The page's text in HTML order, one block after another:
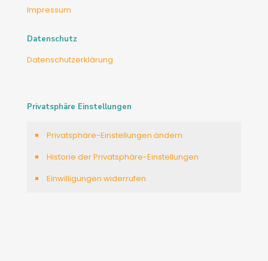
Impressum
Datenschutz
Datenschutzerklärung
Privatsphäre Einstellungen
Privatsphäre-Einstellungen ändern
Historie der Privatsphäre-Einstellungen
Einwilligungen widerrufen